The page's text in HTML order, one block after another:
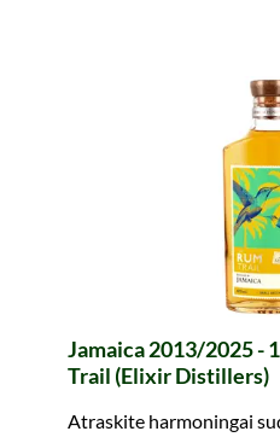
Jamaica 2013/2025 -
Trail (Elixir Distillers)
Atraskite harmoningai